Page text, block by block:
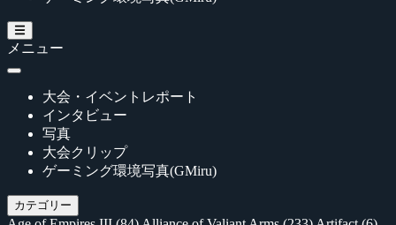
メニュー
大会・イベントレポート
インタビュー
写真
大会クリップ
ゲーミング環境写真(GMiru)
カテゴリー